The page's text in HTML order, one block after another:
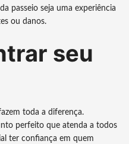
passeio seja uma experiência
ou danos.
seu
toda a diferença.
perfeito que atenda a todos
ter confiança em quem